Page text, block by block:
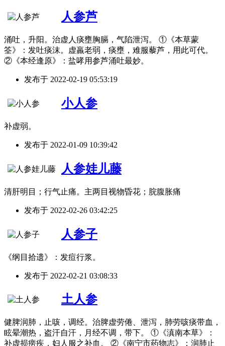
人参芦
涌吐，升阳。治虚人痰壅胸膈，气陷泄泻。 ①《本草蒙
筌》：发吐痰沫。虚羸老弱，痰壅，难服藜芦，用此可代。
②《本经逢原》：盐哮用参芦涌吐最妙。
发布于 2022-02-19 05:53:19
小人参
补虚弱。
发布于 2022-01-09 10:39:42
人参娃儿藤
清肝明目；行气止痛。主两目视物昏花；脘腹胀痛
发布于 2022-02-26 03:42:25
人参子
《纲目拾遗》：发痘行浆。
发布于 2022-02-21 03:08:33
土人参
健脾润肺，止咳，调经。治脾虚劳倦、泄泻，肺劳咳痰带血，
眩晕潮热，盗汗自汗，月经不调，带下。 ①《滇南本草》：
补虚损痨疾，妇人服之补血。 ②《南宁市药物志》：润肺止